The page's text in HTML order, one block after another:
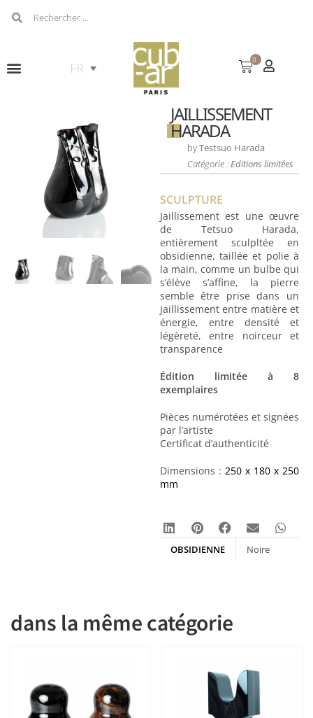
0
JAILLISSEMENT
HARADA
byTestsuo Harada
Catégorie :Editions limitées
SCULPTURE
Jaillissement est une œuvre
de Tetsuo Harada,
entièrement sculpltée en
obsidienne, taillée et polie à
la main, comme un bulbe qui
s’élève s’affine, la pierre
semble être prise dans un
jaillissement entre matière et
énergie, entre densité et
légèreté, entre noirceur et
transparence
Édition limitée à 8
exemplaires
Pièces numérotées et signées
par l’artiste
Certificat d’authenticité
Dimensions : 250 x 180 x 250
mm
OBSIDIENNE
Noire
dans la même catégorie